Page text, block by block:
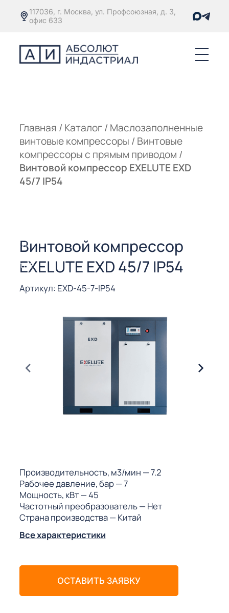
117036, г. Москва, ул. Профсоюзная, д. 3,
офис 633
Главная / Каталог/ Маслозаполненные
винтовые компрессоры / Винтовые
компрессоры с прямым приводом /
Винтовой компрессор EXELUTE EXD
45/7 IP54
Винтовой компрессор
EXELUTE EXD 45/7 IP54
Артикул: EXD-45-7-IP54
Производительность, м3/мин — 7.2
Рабочее давление, бар— 7
Мощность, кВт— 45
Частотный преобразователь— Нет
Страна производства— Китай
Все характеристики
ОСТАВИТЬ ЗАЯВКУ
РЕЗКИ